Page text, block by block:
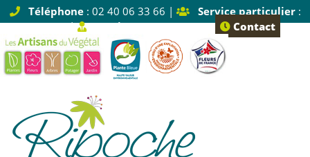
Téléphone: 02 40 06 33 66 | Service particulier:
Tapez 1 |
Service pro: Tapez 2 Contact